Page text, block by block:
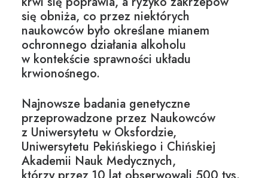
się obniża, co przez niektórych
naukowców było określane mianem
ochronnego działania alkoholu
w kontekście sprawności układu
krwionośnego.
Najnowsze badania genetyczne
przeprowadzone przez Naukowców
z Uniwersytetu w Oksfordzie,
Uniwersytetu Pekińskiego i Chińskiej
Akademii Nauk Medycznych,